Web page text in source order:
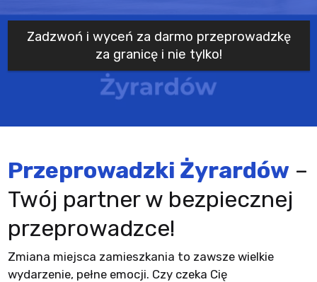
Zadzwoń i wyceń za darmo przeprowadzkę
za granicę i nie tylko!
Przeprowadzki Żyrardów –
Twój partner w bezpiecznej
przeprowadzce!
Zmiana miejsca zamieszkania to zawsze wielkie
wydarzenie, pełne emocji. Czy czeka Cię